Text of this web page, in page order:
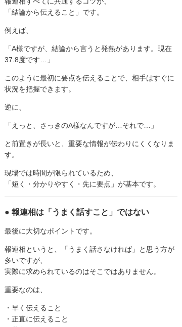
「結論から伝えること」です。
例えば、
「A様ですが、結論から言うと発熱があります。現在
37.8度です…」
このように最初に要点を伝えることで、相手はすぐに
状況を把握できます。
逆に、
「えっと、さっきのA様なんですが…それで…」
と前置きが長いと、重要な情報が伝わりにくくなりま
す。
現場では時間が限られているため、
「短く・分かりやすく・先に要点」が基本です。
● 報連相は「うまく話すこと」ではない
最後に大切なポイントです。
報連相というと、「うまく話さなければ」と思う方が
多いですが、
実際に求められているのはそこではありません。
重要なのは、
・早く伝えること
・正直に伝えること